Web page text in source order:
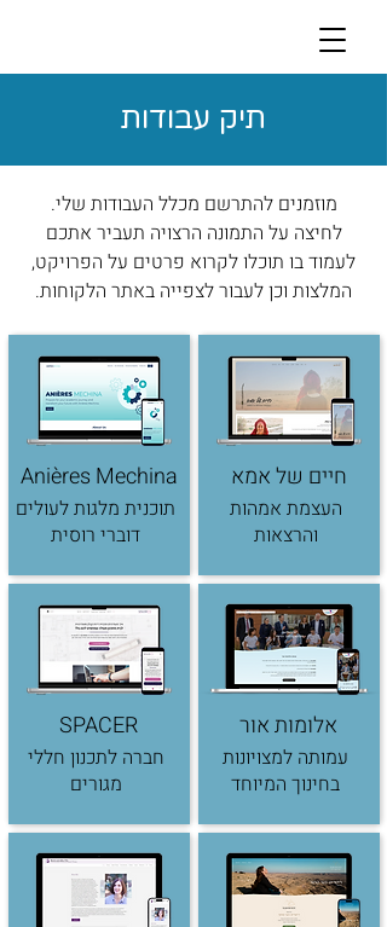
תיק עבודות
מוזמנים להתרשם מכלל העבודות שלי.
לחיצה על התמונה הרצויה תעביר אתכם
לעמוד בו תוכלו לקרוא פרטים על הפרויקט,
המלצות וכן לעבור לצפייה באתר הלקוחות.
חיים של אמא
העצמת אמהות
והרצאות
אלומות אור
עמותה למצויונות
בחינוך המיוחד
Anières Mechina
תוכנית מלגות לעולים
דוברי רוסית
SPACER
חברה לתכנון חללי
מגורים